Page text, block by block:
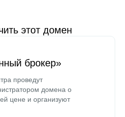
этот домен
брокер»
проведут
домена о
цене и организуют